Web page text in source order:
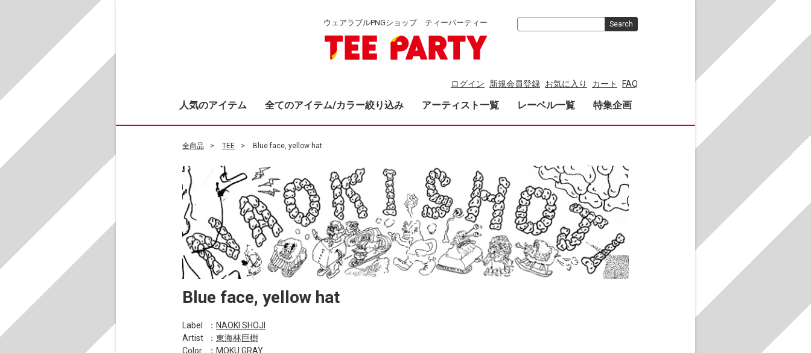
ウェアラブルPNGショップ ティーパーティー
ログイン 新規会員登録 お気に入り カート FAQ
人気のアイテム 全てのアイテム/カラー絞り込み アーティスト一覧 レーベル一覧 特集企画
Search
全商品 TEE Blue face, yellow hat
Blue face, yellow hat
Label ： NAOKI SHOJI
Artist
： 東海林巨樹
Color
：MOKU GRAY